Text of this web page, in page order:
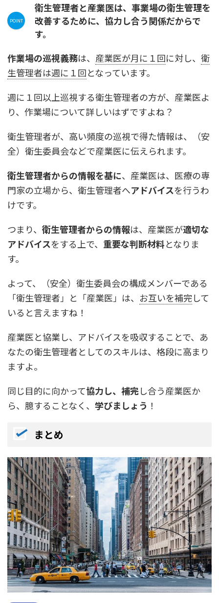
衛生管理者と産業医は、事業場の衛生管理を
改善するために、 協力し合う関係だからで
す。
作業場の巡視義務は、 産業医が月に１回に対し、 衛
生管理者は週に１回となっています。
週に１回以上巡視する衛生管理者の方が、産業医よ
り、作業場について詳しいはずですよね？
衛生管理者が、高い頻度の巡視で得た情報は、（安
全）衛生委員会などで産業医に伝えられます。
衛生管理者からの情報を基に、産業医は、医療の専
門家の立場から、衛生管理者へアドバイスを行うわ
けです。
つまり、 衛生管理者からの情報は、産業医が適切な
アドバイスをする上で、 重要な判断材料となりま
す。
よって、（安全）衛生委員会の構成メンバーである
「衛生管理者」と「産業医」は、 お互いを補完して
いると言えますね！
産業医と協業し、アドバイスを吸収することで、あ
なたの衛生管理者としてのスキルは、格段に高まり
ますよ。
同じ目的に向かって協力し、補完し合う産業医か
ら、臆することなく、 学びましょう ！
まとめ